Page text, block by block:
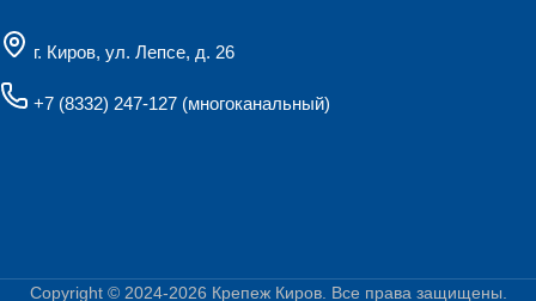
г. Киров, ул. Лепсе, д. 26
+7 (8332) 247-127 (многоканальный)
Copyright © 2024-2026 Крепеж Киров. Все права защищены.